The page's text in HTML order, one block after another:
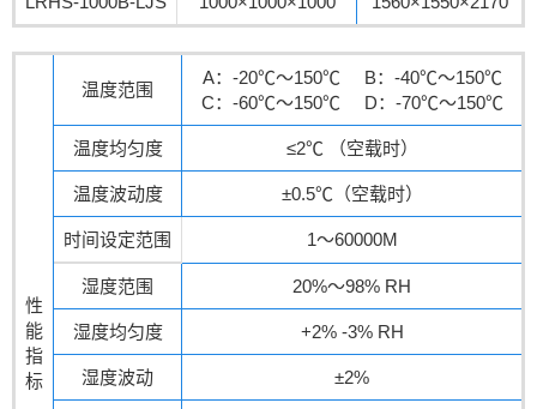
性
能
指
标
温度范围
A：-20℃～150℃ B：-40℃～150℃
C：-60℃～150℃ D：-70℃～150℃
温度均匀度 ≤2℃ （空载时）
温度波动度 ±0.5℃（空载时）
时间设定范围 1～60000M
湿度范围 20%～98% RH
湿度均匀度 +2% -3% RH
湿度波动 ±2%